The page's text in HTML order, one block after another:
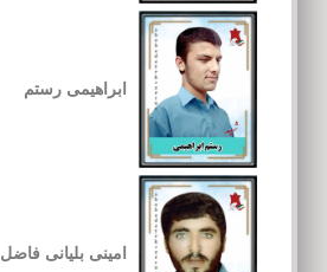
ابراهیمی رستم
امینی بلیانی فاضل